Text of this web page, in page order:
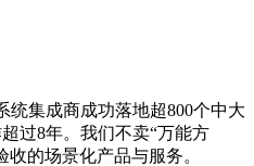
统集成商成功落地超800个中大
过8年。我们不卖“万能方
的场景化产品与服务。